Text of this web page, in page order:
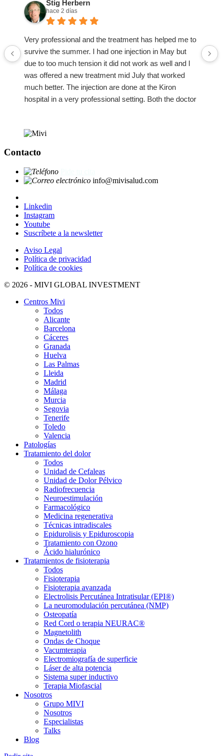
Stig Herbern
hace 2 días
Very professional and the treatment has helped me to
survive the summer. I had one injection in May but
due to too much tension it did not work as well and I
was offered a new treatment mid July that worked
much better. The injection are done at the Kiron
hospital in a very professional setting. Both the doctor
Contacto
info@mivisalud.com
Linkedin
Instagram
Youtube
Suscríbete a la newsletter
Aviso Legal
Política de privacidad
Política de cookies
© 2026 - MIVI GLOBAL INVESTMENT
Centros Mivi
Todos
Alicante
Barcelona
Cáceres
Granada
Huelva
Las Palmas
Lleida
Madrid
Málaga
Murcia
Segovia
Tenerife
Toledo
Valencia
Patologías
Tratamiento del dolor
Todos
Unidad de Cefaleas
Unidad de Dolor Pélvico
Radiofrecuencia
Neuroestimulación
Farmacológico
Medicina regenerativa
Técnicas intradiscales
Epidurolisis y Epiduroscopia
Tratamiento con Ozono
Ácido hialurónico
Tratamientos de fisioterapia
Todos
Fisioterapia
Fisioterapia avanzada
Electrolisis Percutánea Intratisular (EPI®)
La neuromodulación percutánea (NMP)
Osteopatía
Red Cord o terapia NEURAC®
Magnetolith
Ondas de Choque
Vacumterapia
Electromiografía de superficie
Láser de alta potencia
Sistema super inductivo
Terapia Miofascial
Nosotros
Grupo MIVI
Nosotros
Especialistas
Talks
Blog